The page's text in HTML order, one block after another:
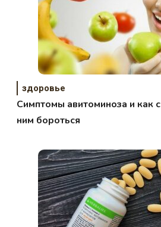
здоровье
Симптомы авитоминоза и как с
ним бороться